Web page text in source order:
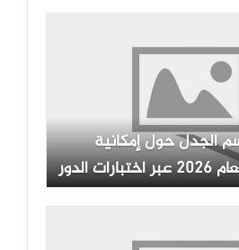
الجدل حول إمكانية
تحسين المعدل لعام 2026 عبر اختبارات الدور